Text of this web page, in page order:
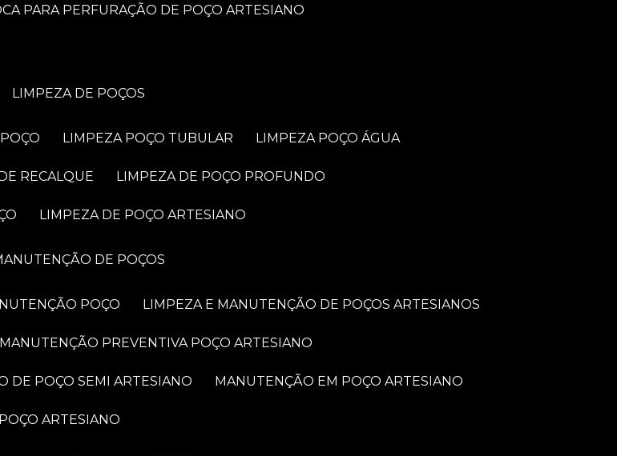
PARA PERFURAÇÃO DE POÇO ARTESIANO
LIMPEZA DE POÇOS
LIMPEZA POÇO TUBULAR LIMPEZA POÇO ÁGUA
RECALQUE LIMPEZA DE POÇO PROFUNDO
LIMPEZA DE POÇO ARTESIANO
MANUTENÇÃO DE POÇOS
POÇO LIMPEZA E MANUTENÇÃO DE POÇOS ARTESIANOS
MANUTENÇÃO PREVENTIVA POÇO ARTESIANO
DE POÇO SEMI ARTESIANO MANUTENÇÃO EM POÇO ARTESIANO
ARTESIANO